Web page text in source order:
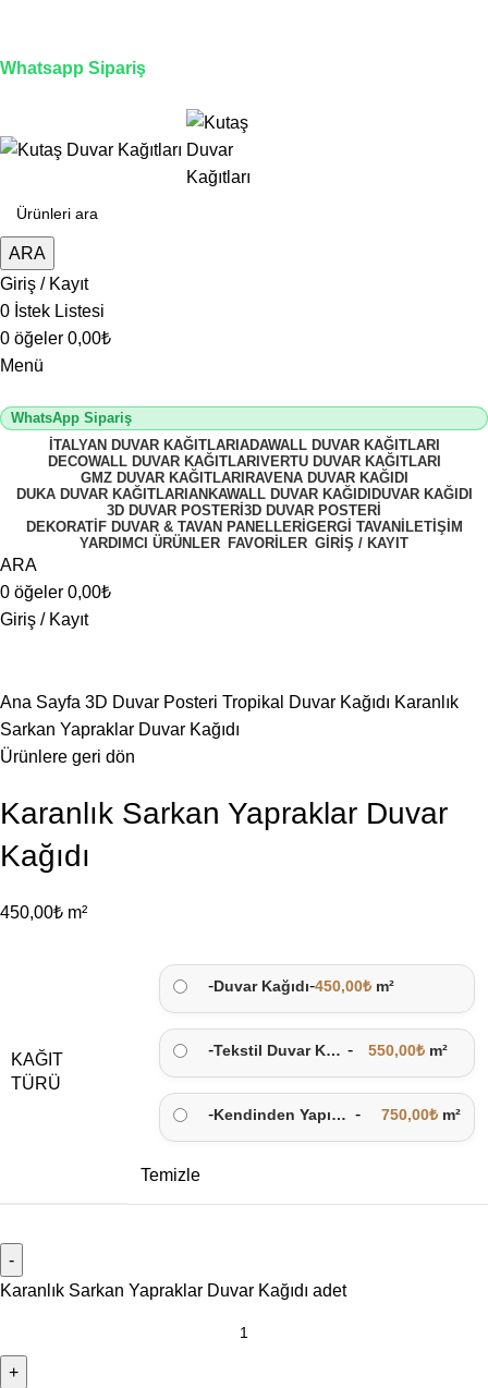
Whatsapp Sipariş
ARA
Giriş / Kayıt
0 İstek Listesi
0 öğeler 0,00₺
Menü
WhatsApp Sipariş
İTALYAN DUVAR KAĞITLARI ADAWALL DUVAR KAĞITLARI
DECOWALL DUVAR KAĞITLARI VERTU DUVAR KAĞITLARI
GMZ DUVAR KAĞITLARI RAVENA DUVAR KAĞIDI
DUKA DUVAR KAĞITLARI ANKAWALL DUVAR KAĞIDI DUVAR KAĞIDI
3D DUVAR POSTERI 3D DUVAR POSTERI
DEKORATIF DUVAR & TAVAN PANELLERI GERGI TAVAN İLETIŞIM
YARDIMCI ÜRÜNLER FAVORİLER GİRİŞ / KAYIT
ARA
0 öğeler 0,00₺
Giriş / Kayıt
Ana Sayfa 3D Duvar Posteri Tropikal Duvar Kağıdı Karanlık
Sarkan Yapraklar Duvar Kağıdı
Ürünlere geri dön
Karanlık Sarkan Yapraklar Duvar
Kağıdı
450,00₺ m²
KAĞIT
TÜRÜ
-Duvar Kağıdı-450,00₺ m²
- Tekstil Duvar Kağıdı - 550,00₺ m²
- Kendinden Yapışkanlı - 750,00₺ m²
Temizle
Karanlık Sarkan Yapraklar Duvar Kağıdı adet